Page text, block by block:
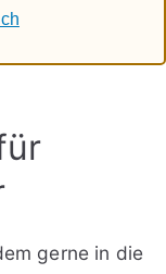
gerne in die